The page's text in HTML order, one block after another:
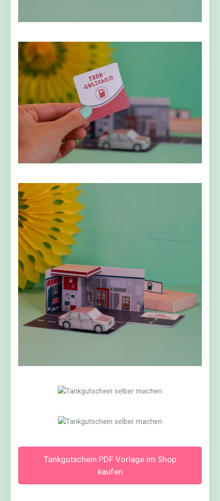
Tankgutschein PDF Vorlage im Shop
kaufen